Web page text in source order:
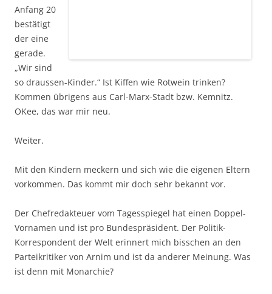
Anfang 20
bestätigt
der eine
gerade.
„Wir sind
so draussen-Kinder.“ Ist Kiffen wie Rotwein trinken?
Kommen übrigens aus Carl-Marx-Stadt bzw. Kemnitz.
OKee, das war mir neu.
Weiter.
Mit den Kindern meckern und sich wie die eigenen Eltern
vorkommen. Das kommt mir doch sehr bekannt vor.
Der Chefredakteuer vom Tagesspiegel hat einen Doppel-
Vornamen und ist pro Bundespräsident. Der Politik-
Korrespondent der Welt erinnert mich bisschen an den
Parteikritiker von Arnim und ist da anderer Meinung. Was
ist denn mit Monarchie?